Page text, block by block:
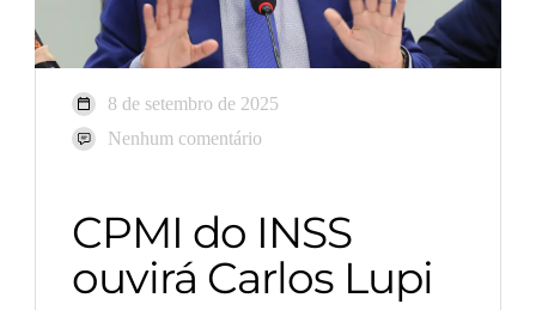
8 de setembro de 2025
Nenhum comentário
CPMI do INSS
ouvirá Carlos Lupi